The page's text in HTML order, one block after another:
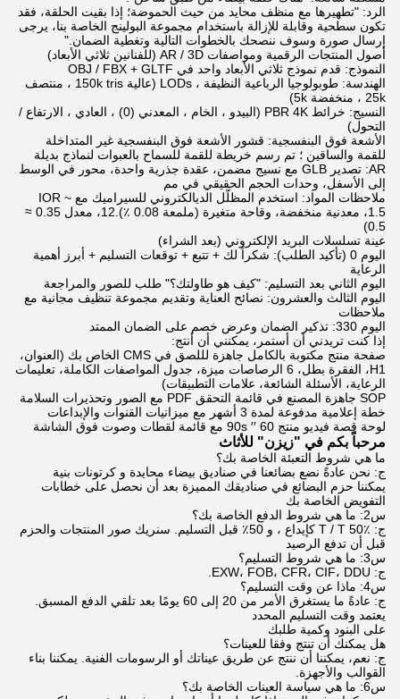
الرد: "تطهيرها مع منظف محايد من حيث الحموضة؛ إذا بقيت الحلقة، فقد
تكون سطحية وقابلة للإزالة باستخدام مجموعة البولينج الخاصة بنا، يرجى
إرسال صورة وسوف ننصحك بالخطوات التالية وتغطية الضمان."
أصول المنتجات الرقمية ومواصفات AR / 3D (للفنانين ثلاثي الأبعاد)
النموذج: قدم نموذج ثلاثي الأبعاد واحد في OBJ / FBX + GLTF
الهندسة: طوبولوجيا الرباعية النظيفة ، LODs (عالية 150k tris ، منتصف
25k ، منخفضة 5k)
النسيج: خرائط PBR 4K (البيدو ، الخام ، المعدني (0) ، العادي ، الارتفاع /
التحول)
الأشعة فوق البنفسجية: قشور الأشعة فوق البنفسجية غير المتداخلة
للقمة والساقين ؛ تم رسم خريطة للقمة للسماح بالعبوات لنماذج بديلة
AR: تصدير GLB مع نسيج مضمن، عقدة جذرية واحدة، محور في الوسط
إلى الأسفل، وحدات الحجم الحقيقي في مم
ملاحظات المواد: استخدم المظلّل الديالكتروني للسيراميك مع IOR ~
1.5، معدنية منخفضة، وقاحة متغيرة (ملمعة 0.08 ٪).12، معدل 0.35 ≈
0.5)
عينة تسلسلات البريد الإلكتروني (بعد الشراء)
اليوم 0 (تأكيد الطلب): شكراً لك + تتبع + توقعات التسليم + أبرز أهمية
الرعاية
اليوم الثاني بعد التسليم: "كيف هو طاولتك؟" طلب للصور والمراجعة
اليوم الثالث والعشرون: نصائح العناية وتقديم مجموعة تنظيف مجانية مع
ملاحظات
اليوم 330: تذكير الضمان وعرض خصم على الضمان الممتد
إذا كنت تريدني أن أستمر، يمكنني أن أنتج:
صفحة منتج مكتوبة بالكامل جاهزة لللصق في CMS الخاص بك (العنوان،
H1، الفقرة بطل، 6 الرصاصات ميزة، جدول المواصفات الكاملة، تعليمات
الرعاية، الأسئلة الشائعة، علامات التطبيقات)
SOP جاهزة المصنع في قائمة التحقق PDF مع الصور وتحذيرات السلامة
خطة إعلامية مدفوعة لمدة 3 أشهر مع ميزانيات القنوات والإبداعات
لوحة قصة فيديو منتج 60 ′′ 90s مع قائمة لقطات وصوت فوق الشاشة
مرحباً بكم في "زيزن" للأثاث
ما هي شروط التعبئة الخاصة بك؟
ج: نحن عادةً نضع بضائعنا في صناديق بيضاء محايدة و كرتونات بنية
يمكننا حزم البضائع في صناديقك المميزة بعد أن نحصل على خطابات
التفويض الخاصة بك
س2: ما هي شروط الدفع الخاصة بك؟
ج: T / T 50٪ كإيداع ، و 50٪ قبل التسليم. سنريك صور المنتجات والحزم
قبل أن تدفع الرصيد
س3: ما هي شروط التسليم؟
ج: EXW، FOB، CFR، CIF، DDU.
س4: ماذا عن وقت التسليم؟
ج: عادةً ما يستغرق الأمر من 20 إلى 60 يومًا بعد تلقي الدفع المسبق.
يعتمد وقت التسليم المحدد
على البنود وكمية طلبك
هل يمكنك أن تنتج وفقا للعينات؟
ج: نعم، يمكننا أن ننتج عن طريق عيناتك أو الرسومات الفنية. يمكننا بناء
القوالب والأجهزة.
س6: ما هي سياسة العينات الخاصة بك؟